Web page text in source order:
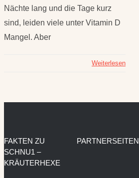
Nächte lang und die Tage kurz
sind, leiden viele unter Vitamin D
Mangel. Aber
Weiterlesen
FAKTEN ZU
SCHNU1 –
KRÄUTERHEXE
PARTNERSEITEN